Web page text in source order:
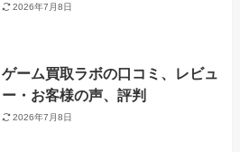
2026年7月8日
ゲーム買取ラボの口コミ、レビュ
ー・お客様の声、評判
2026年7月8日